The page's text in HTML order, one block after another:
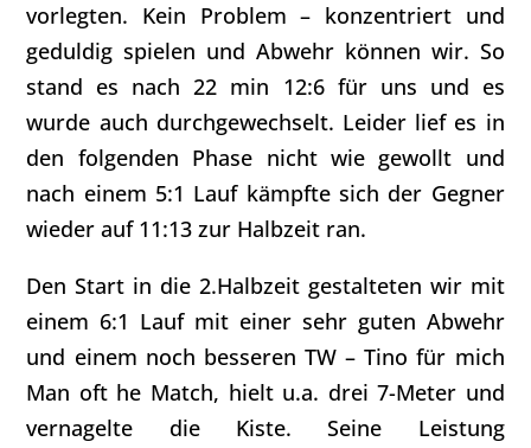
vorlegten. Kein Problem – konzentriert und
geduldig spielen und Abwehr können wir. So
stand es nach 22 min 12:6 für uns und es
wurde auch durchgewechselt. Leider lief es in
den folgenden Phase nicht wie gewollt und
nach einem 5:1 Lauf kämpfte sich der Gegner
wieder auf 11:13 zur Halbzeit ran.
Den Start in die 2.Halbzeit gestalteten wir mit
einem 6:1 Lauf mit einer sehr guten Abwehr
und einem noch besseren TW – Tino für mich
Man oft he Match, hielt u.a. drei 7-Meter und
vernagelte die Kiste. Seine Leistung